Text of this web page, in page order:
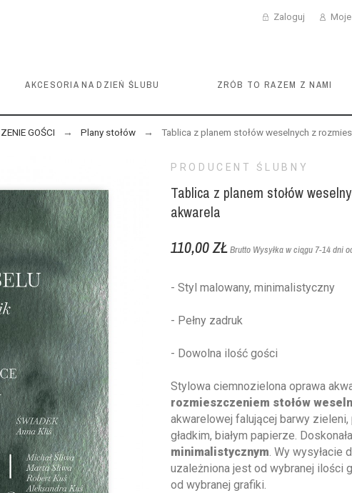
Zaloguj
AKCESORIA NA DZIEŃ ŚLUBU ZRÓB TO RAZEM Z NAMI
GOŚCI Plany stołów Tablica z planem stołów weselnych z
PRODUCENT ŚLUBNY
Tablica z planem stołów
akwarela
110,00 ZŁBrutto Wysyłka w ciągu 7-14 dni
- Styl malowany, minimalistyczny
- Pełny zadruk
- Dowolna ilość gości
Stylowa ciemnozielona oprawa
rozmieszczeniem stołów
akwarelowej falującej barwy
gładkim, białym papierze.
minimalistycznym. Wy wysyłacie
uzależniona jest od wybranej ilości
od wybranej grafiki.